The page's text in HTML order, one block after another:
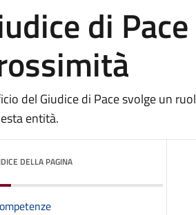
di
del Giudice di Pace svolge un
entità.
DELLA PAGINA